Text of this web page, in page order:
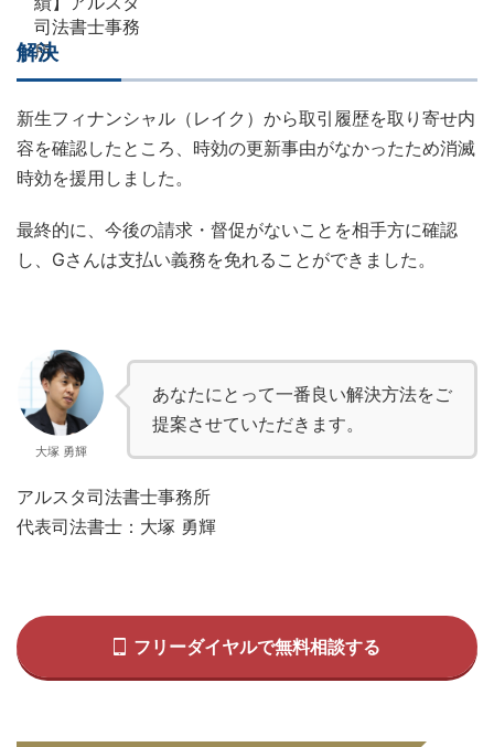
解決
新生フィナンシャル（レイク）から取引履歴を取り寄せ内
容を確認したところ、時効の更新事由がなかったため消滅
時効を援用しました。
最終的に、今後の請求・督促がないことを相手方に確認
し、Gさんは支払い義務を免れることができました。
大塚 勇輝
あなたにとって一番良い解決方法をご
提案させていただきます。
アルスタ司法書士事務所
代表司法書士：大塚 勇輝
フリーダイヤルで無料相談する